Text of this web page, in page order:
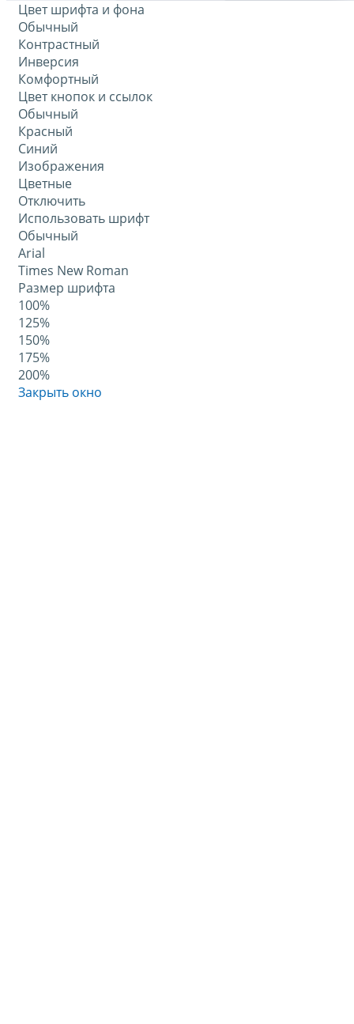
Цвет шрифта и фона
Обычный
Контрастный
Инверсия
Комфортный
Цвет кнопок и ссылок
Обычный
Красный
Синий
Изображения
Цветные
Отключить
Использовать шрифт
Обычный
Arial
Times New Roman
Размер шрифта
100%
125%
150%
175%
200%
Закрыть окно